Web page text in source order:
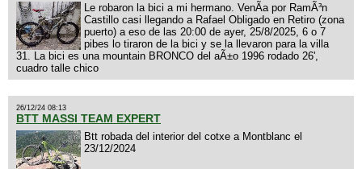
Le robaron la bici a mi hermano. VenÃ­a por RamÃ³n
Castillo casi llegando a Rafael Obligado en Retiro (zona
puerto) a eso de las 20:00 de ayer, 25/8/2025, 6 o 7
pibes lo tiraron de la bici y se la llevaron para la villa
31. La bici es una mountain BRONCO del aÃ±o 1996 rodado 26',
cuadro talle chico
26/12/24 08:13
BTT MASSI TEAM EXPERT
Btt robada del interior del cotxe a Montblanc el
23/12/2024